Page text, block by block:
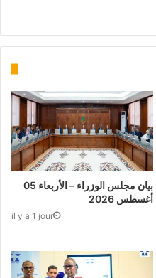
بيان مجلس الوزراء – الأربعاء 05
أغسطس 2026
il y a 1 jour